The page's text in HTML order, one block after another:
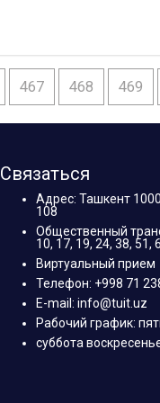
467 468 469
Связаться
Адрес: Ташкент
108
Общественный
10, 17, 19, 24, 38, 51,
Виртуальный прием
Телефон: +998 71
E-mail: info@tuit.uz
Рабочий график:
суббота